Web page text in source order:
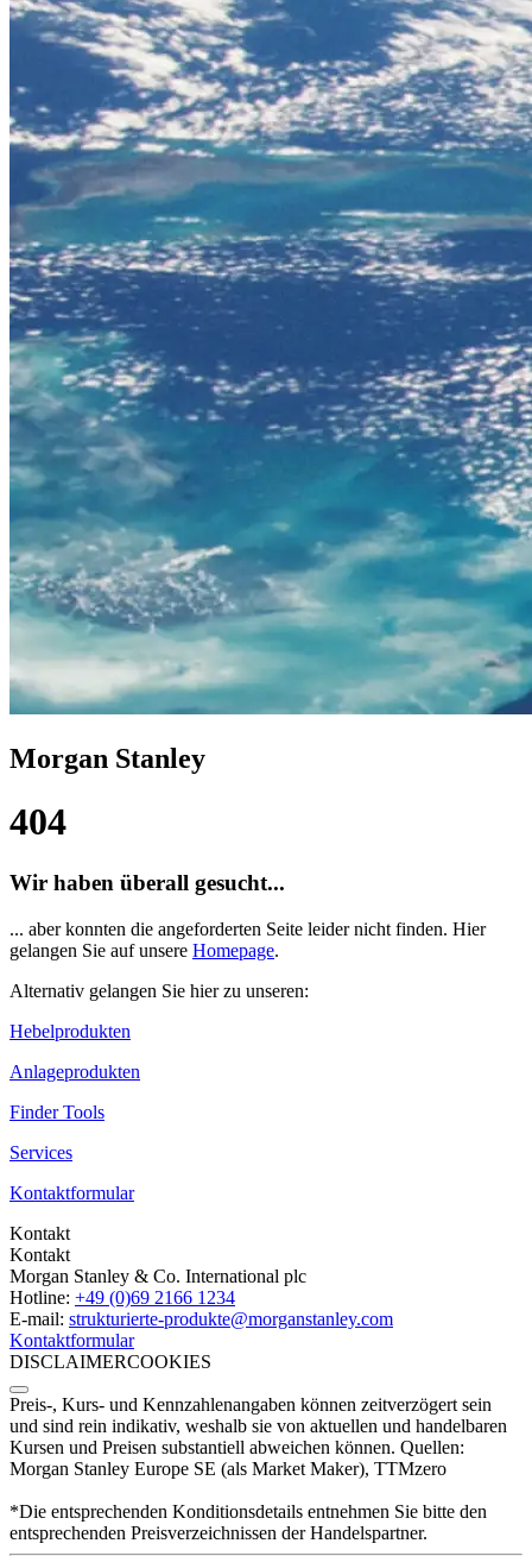
Morgan Stanley
404
Wir haben überall gesucht...
... aber konnten die angeforderten Seite leider nicht finden. Hier
gelangen Sie auf unsere Homepage.
Alternativ gelangen Sie hier zu unseren:
Hebelprodukten
Anlageprodukten
Finder Tools
Services
Kontaktformular
Kontakt
Kontakt
Morgan Stanley & Co. International plc
Hotline: +49 (0)69 2166 1234
E-mail: strukturierte-produkte­@morganstanley.com
Kontaktformular
DISCLAIMERCOOKIES
Preis-, Kurs- und Kennzahlenangaben können zeitverzögert sein
und sind rein indikativ, weshalb sie von aktuellen und handelbaren
Kursen und Preisen substantiell abweichen können. Quellen:
Morgan Stanley Europe SE (als Market Maker), TTMzero
*Die entsprechenden Konditionsdetails entnehmen Sie bitte den
entsprechenden Preisverzeichnissen der Handelspartner.